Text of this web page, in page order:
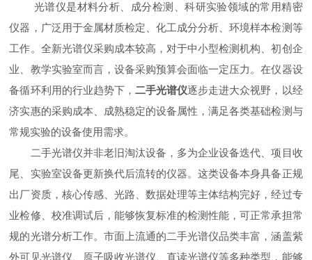
光谱仪是材料分析、成分检测、科研实验领域的常用精密
仪器，广泛用于金属材质检定、化工成分分析、环境样本检测等
工作。全新光谱仪采购成本较高，对于中小型检测机构、初创企
业、教学实验室而言，设备采购预算会面临一定压力。在仪器设
备循环利用的行业趋势下， 二手光谱仪逐步走进大众视野，以经
济实惠的采购成本、成熟稳定的设备属性，满足各类基础检测与
常规实验的设备使用需求。
二手光谱仪并非老旧淘汰设备，多为企业设备迭代、项目收
尾、实验室设备更新换代后流转的仪器。这类设备本身具备正规
出厂资质，核心传感、光路、数据处理等主体结构完好，经过专
业检修、校准调试后，能够恢复标准的检测性能，可正常承担常
规的光谱分析工作。市面上流通的二手光谱仪品类丰富，涵盖紫
外可见光谱仪、原子吸收光谱仪、直读光谱仪等多种类型，能够